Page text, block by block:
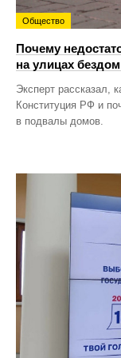
Общество
Почему
на улицах
Эксперт рассказал,
Конституция РФ и
в подвалы домов.